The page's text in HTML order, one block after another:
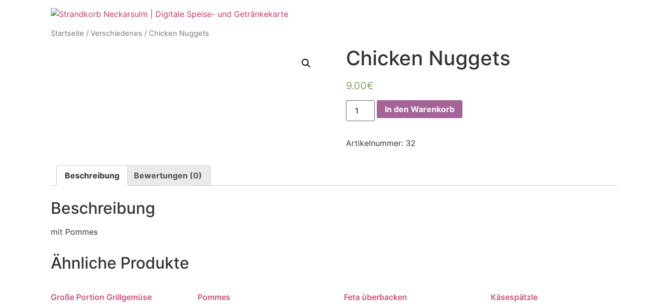
Startseite / Verschiedenes / Chicken Nuggets
Chicken Nuggets
9.00€
In den Warenkorb
Artikelnummer: 32
Beschreibung Bewertungen (0)
Beschreibung
mit Pommes
Ähnliche Produkte
Große Portion Grillgemüse Pommes Feta überbacken Käsespätzle